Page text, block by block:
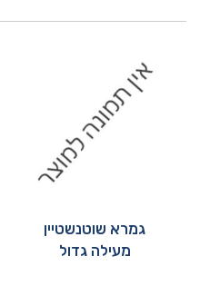
גמרא שוטנשטיין
מעילה גדול